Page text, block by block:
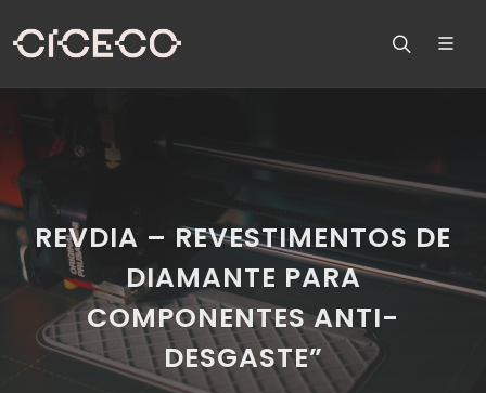
REVDIA – REVESTIMENTOS DE
DIAMANTE PARA
COMPONENTES ANTI-
DESGASTE”